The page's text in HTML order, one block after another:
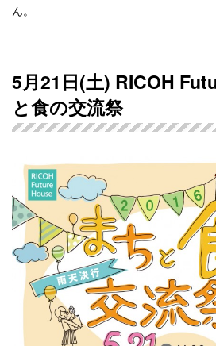
ん。
5月21日(土) RICOH
と食の交流祭